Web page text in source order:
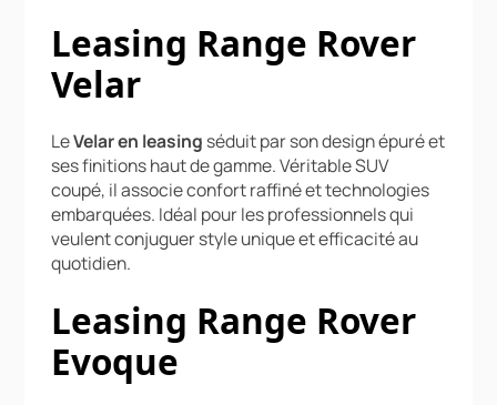
Leasing Range Rover
Velar
LeVelar en leasing séduit par son design épuré et
ses finitions haut de gamme. Véritable SUV
coupé, il associe confort raffiné et technologies
embarquées. Idéal pour les professionnels qui
veulent conjuguer style unique et efficacité au
quotidien.
Leasing Range Rover
Evoque